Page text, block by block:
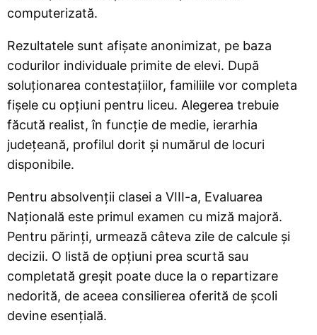
computerizată.
Rezultatele sunt afișate anonimizat, pe baza
codurilor individuale primite de elevi. După
soluționarea contestațiilor, familiile vor completa
fișele cu opțiuni pentru liceu. Alegerea trebuie
făcută realist, în funcție de medie, ierarhia
județeană, profilul dorit și numărul de locuri
disponibile.
Pentru absolvenții clasei a VIII-a, Evaluarea
Națională este primul examen cu miză majoră.
Pentru părinți, urmează câteva zile de calcule și
decizii. O listă de opțiuni prea scurtă sau
completată greșit poate duce la o repartizare
nedorită, de aceea consilierea oferită de școli
devine esențială.